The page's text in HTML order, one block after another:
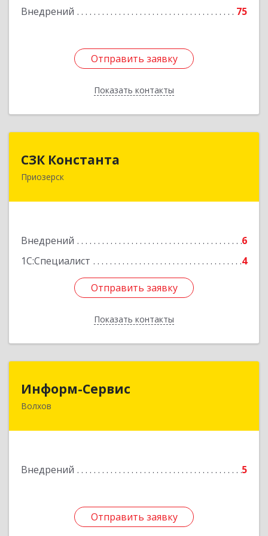
Внедрений 75
Отправить заявку
Показать контакты
Отправить заявку
Назад
СЗК Константа
Приозерск
Внедрений
6
1С:Специалист
4
Отправить заявку
Показать контакты
188760, Ленинградская обл, Приозерск г,
Отправить заявку
Назад
Информ-Сервис
Волхов
Внедрений 5
Отправить заявку
Отправить заявку